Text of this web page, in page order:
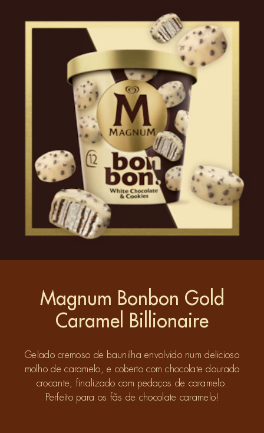
Magnum Bonbon Gold
Caramel Billionaire
Gelado cremoso de baunilha envolvido num delicioso
molho de caramelo, e coberto com chocolate dourado
crocante, finalizado com pedaços de caramelo.
Perfeito para os fãs de chocolate caramelo!